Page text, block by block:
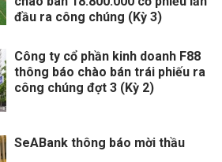
đầu ra công chúng (Kỳ 3)
Công ty cổ phần kinh doanh F88
thông báo chào bán trái phiếu ra
công chúng đợt 3 (Kỳ 2)
SeABank thông báo mời thầu